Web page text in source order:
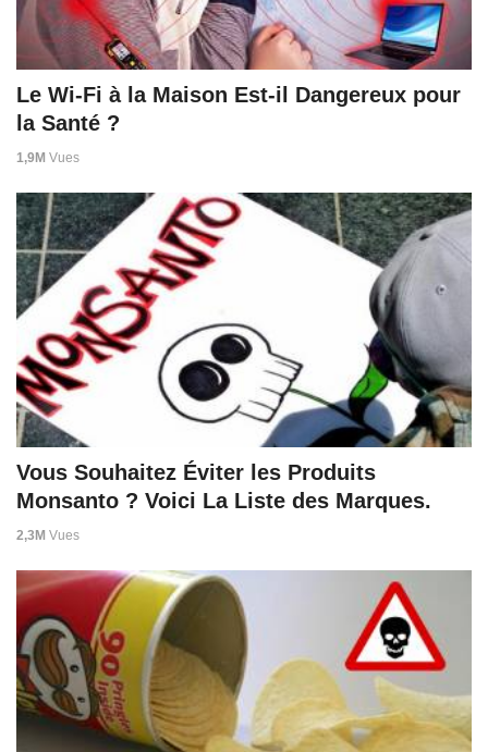
Le Wi-Fi à la Maison Est-il Dangereux pour
la Santé ?
1,9M Vues
Vous Souhaitez Éviter les Produits
Monsanto ? Voici La Liste des Marques.
2,3M Vues